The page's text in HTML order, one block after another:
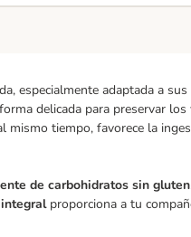
especialmente adaptada a sus
delicada para preservar los
mismo tiempo, favorece la
de carbohidratos sin gluten
proporciona a tu